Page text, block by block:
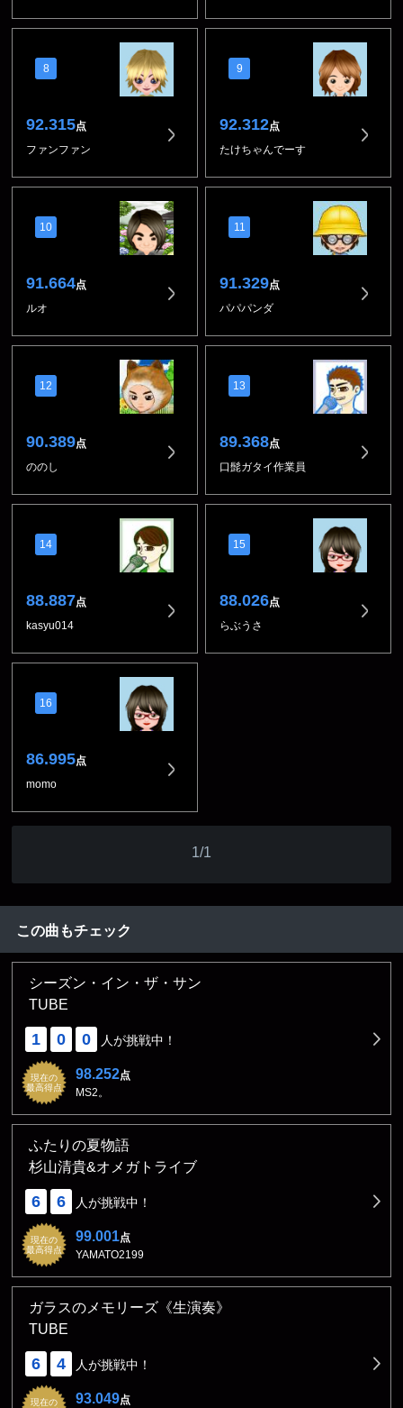
8
92.315点
ファンファン
9
92.312点
たけちゃんでーす
10
91.664点
ルオ
11
91.329点
パパパンダ
12
90.389点
ののし
13
89.368点
口髭ガタイ作業員
14
88.887点
kasyu014
15
88.026点
らぶうさ
16
86.995点
momo
1/1
この曲もチェック
シーズン・イン・ザ・サン
TUBE
1 0 0 人が挑戦中！
現在の
最高得点
98.252点
MS2。
ふたりの夏物語
杉山清貴&オメガトライブ
6 6 人が挑戦中！
現在の
最高得点
99.001点
YAMATO2199
ガラスのメモリーズ《生演奏》
TUBE
6 4 人が挑戦中！
現在の
93.049点